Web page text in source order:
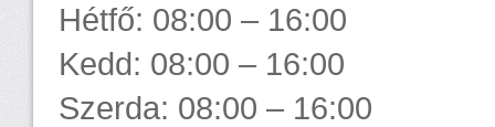
Hétfő: 08:00 – 16:00
Kedd: 08:00 – 16:00
Szerda: 08:00 – 16:00